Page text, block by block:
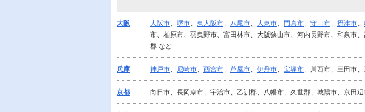
大阪 大阪市 堺市 東大阪市 八尾市 大東市 門真市 守口市 摂津市
市、柏原市、羽曳野市、富田林市、大阪狭山市、河内長野市、和泉市
郡 など
兵庫 神戸市 尼崎市 西宮市 芦屋市 伊丹市 宝塚市 、川西市、三田市
京都 向日市、長岡京市、宇治市、乙訓郡、八幡市、久世郡、城陽市、京田辺